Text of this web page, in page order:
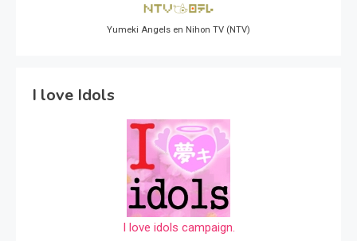
Yumeki Angels en Nihon TV (NTV)
I love Idols
I love idols campaign.